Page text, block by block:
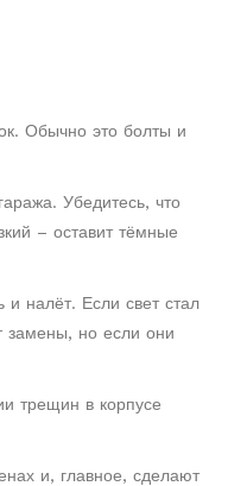
Обычно это болты и
Убедитесь, что
– оставит тёмные
и налёт. Если свет стал
замены, но если они
трещин в корпусе
и, главное, сделают